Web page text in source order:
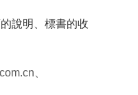
的說明、標書的收
、